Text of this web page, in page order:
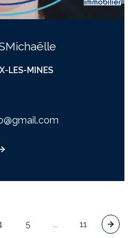
michaëlle
LES-MINES
5 11